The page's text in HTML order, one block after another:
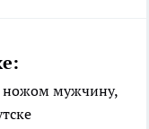
ножом мужчину,